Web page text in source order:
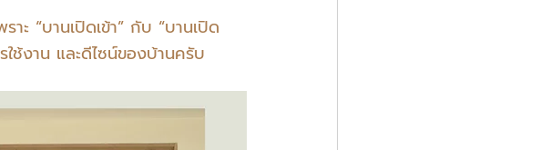
าะ “บานเปิดเข้า” กับ “บานเปิด
งาน และดีไซน์ของบ้านครับ